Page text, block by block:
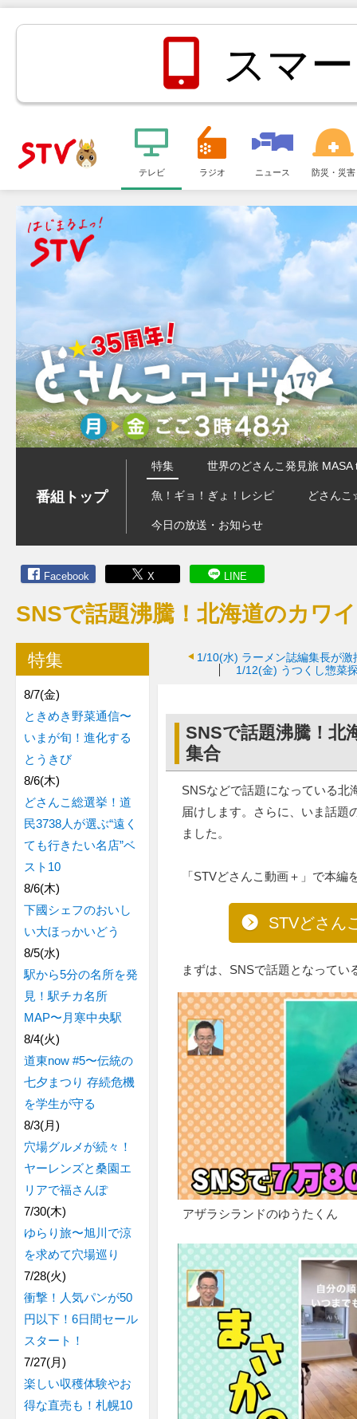
ＳＴＶ札
幌テレビ
スマ
メ
ュ
テレビ ラジオ ニュース 防災・災害
番組トップ
特集 世界のどさんこ発見旅 MASA
魚！ギョ！ぎょ！レシピ どさん
今日の放送・お知らせ
Facebook X LINE
SNSで話題沸騰！北海道のカワ
1/10(水) ラーメン誌編集長が
1/12(金) うつくし惣菜
SNSで話題沸騰！北
集合
SNSなどで話題になっている北
届けします。さらに、いま話題
ました。
「STVどさんこ動画＋」で本編
STVどさん
まずは、SNSで話題となってい
アザラシランドのゆうたくん
特集
8/7(金)
ときめき野菜通信〜
いまが旬！進化する
とうきび
8/6(木)
どさんこ総選挙！道
民3738人が選ぶ“遠く
ても行きたい名店”ベ
スト10
8/6(木)
下國シェフのおいし
い大ほっかいどう
8/5(水)
駅から5分の名所を発
見！駅チカ名所
MAP〜月寒中央駅
8/4(火)
道東now #5〜伝統の
七夕まつり 存続危機
を学生が守る
8/3(月)
穴場グルメが続々！
ヤーレンズと桑園エ
リアで福さんぽ
7/30(木)
ゆらり旅〜旭川で涼
を求めて穴場巡り
7/28(火)
衝撃！人気パンが50
円以下！6日間セール
スタート！
7/27(月)
楽しい収穫体験やお
得な直売も！札幌10